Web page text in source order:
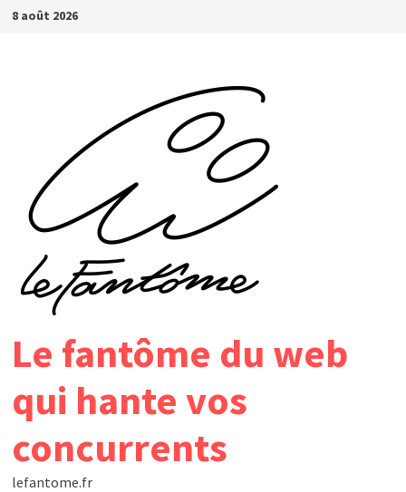
Passer
8 août 2026
Le fantôme du web
qui hante vos
concurrents
lefantome.fr